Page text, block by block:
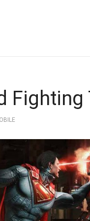
Fighting